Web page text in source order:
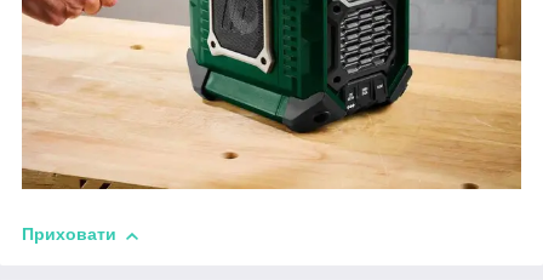
Приховати